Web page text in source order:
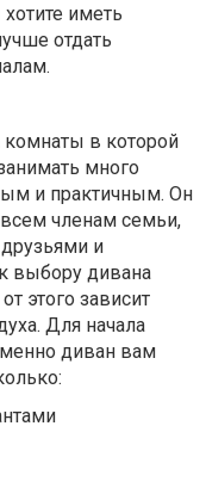
иметь
отдать
комнаты в которой
много
и практичным. Он
членам семьи,
и
выбору дивана
этого зависит
Для начала
диван вам